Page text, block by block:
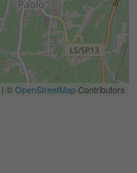
| ©OpenStreetMapContributors